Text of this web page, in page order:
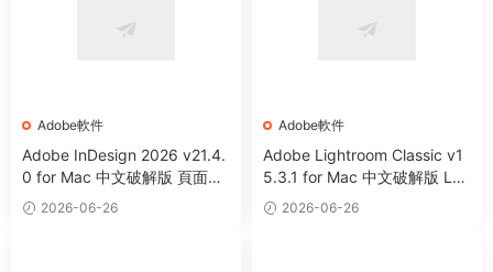
Adobe軟件
Adobe InDesign 2026 v21.4.
0 for Mac 中文破解版 頁面設
計和布局軟件
2026-06-26
Adobe軟件
Adobe Lightroom Classic v1
5.3.1 for Mac 中文破解版 LR
C 圖片編輯整理軟件
2026-06-26